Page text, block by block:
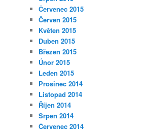
Červenec 2015
Červen 2015
Květen 2015
Duben 2015
Březen 2015
Únor 2015
Leden 2015
Prosinec 2014
Listopad 2014
Říjen 2014
Srpen 2014
Červenec 2014